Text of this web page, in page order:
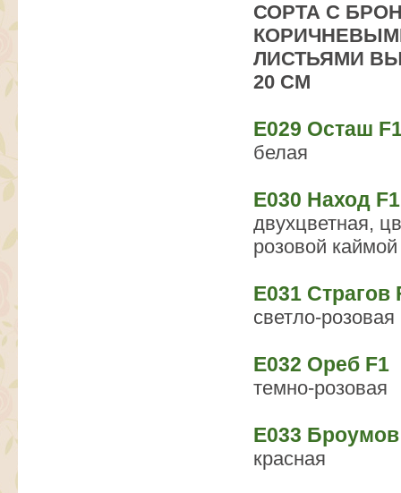
СОРТА С
ЛИСТЬЯМИ
20 СМ
Е029 Осташ
белая
Е030 Наход F1
двухцветная,
розовой каймой
Е031 Страгов
светло-розовая
Е032 Ореб F1
темно-розовая
Е033
красная